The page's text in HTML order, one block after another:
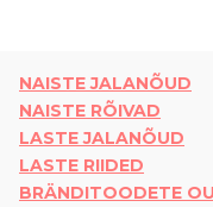
NAISTE JALANÕUD
NAISTE RÕIVAD
LASTE JALANÕUD
LASTE RIIDED
BRÄNDITOODETE